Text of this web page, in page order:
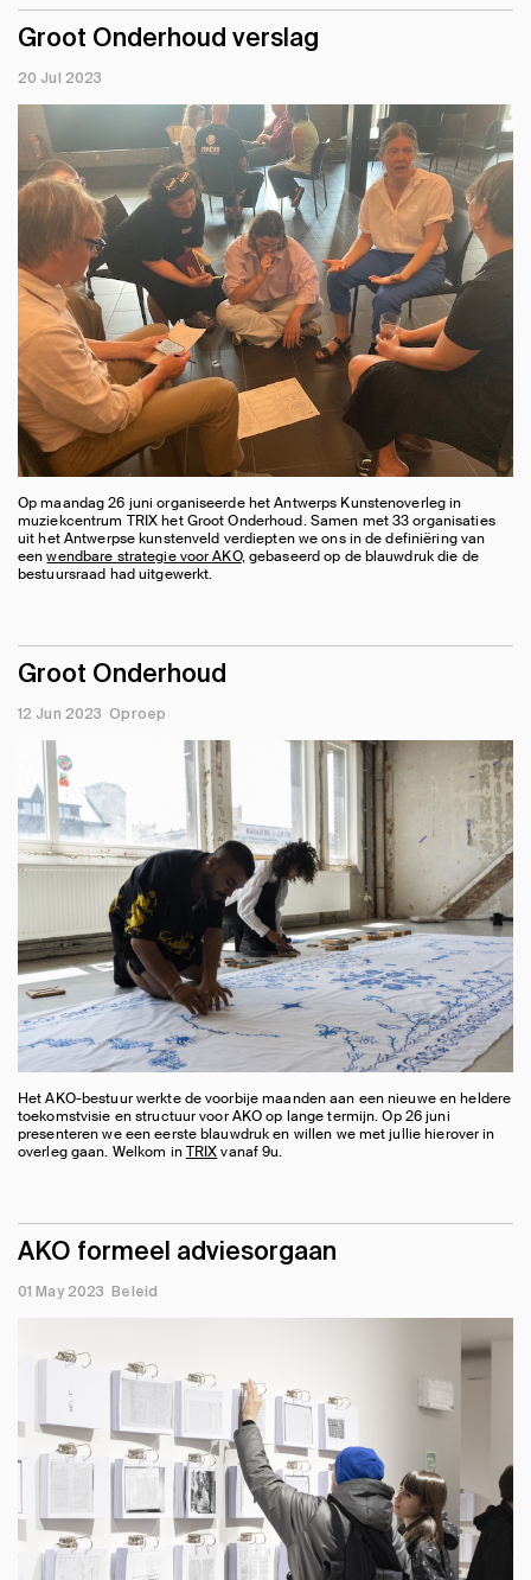
Groot Onderhoud verslag
20 Jul 2023
Op maandag 26 juni organiseerde het Antwerps Kunstenoverleg in
muziekcentrum TRIX het Groot Onderhoud. Samen met 33 organisaties
uit het Antwerpse kunstenveld verdiepten we ons in de definiëring van
eenwendbare strategie voor AKO, gebaseerd op de blauwdruk die de
bestuursraad had uitgewerkt.
Groot Onderhoud
12 Jun 2023 Oproep
Het AKO-bestuur werkte de voorbije maanden aan een nieuwe en heldere
toekomstvisie en structuur voor AKO op lange termijn. Op 26 juni
presenteren we een eerste blauwdruk en willen we met jullie hierover in
overleg gaan. Welkom inTRIXvanaf 9u.
AKO formeel adviesorgaan
01 May 2023 Beleid